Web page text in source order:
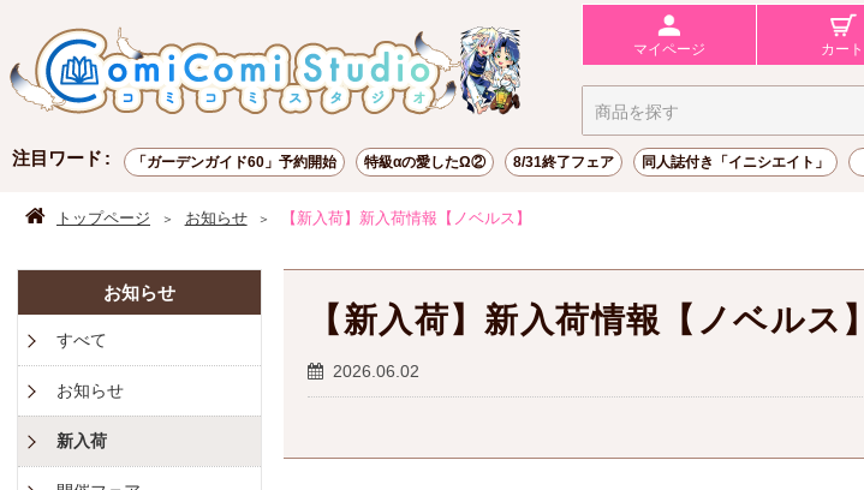
マイページ カート
注目ワード 「ガーデンガイド60」予約開始 特級αの愛したΩ② 8/31終了フェア 同人誌付き「イニシエイト」
トップページ お知らせ 【新入荷】新入荷情報【ノベルス】
【新入荷】新入荷情報【ノベルス】
2026.06.02
お知らせ
すべて
お知らせ
新入荷